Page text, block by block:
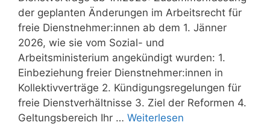
der geplanten Änderungen im Arbeitsrecht für
freie Dienstnehmer:innen ab dem 1. Jänner
2026, wie sie vom Sozial- und
Arbeitsministerium angekündigt wurden: 1.
Einbeziehung freier Dienstnehmer:innen in
Kollektivverträge 2. Kündigungsregelungen für
freie Dienstverhältnisse 3. Ziel der Reformen 4.
Geltungsbereich Ihr … Weiterlesen